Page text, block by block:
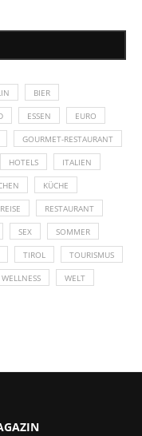
BIER
ESSEN EURO
GOURMET-RESTAURANT
HOTELS ITALIEN
KÜCHE
REISE RESTAURANT
SEX SOMMER
TIROL TOURISMUS
WELLNESS WELT